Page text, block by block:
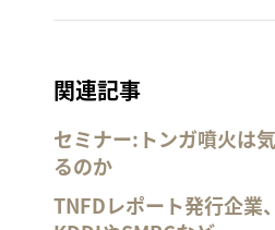
関連記事
セミナー:トンガ噴火は
るのか
TNFDレポート発行企業